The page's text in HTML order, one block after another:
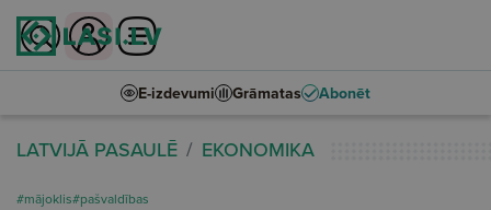
E-izdevumi Grāmatas Abonēt
LATVIJĀ PASAULĒ EKONOMIKA
#mājoklis#pašvaldības